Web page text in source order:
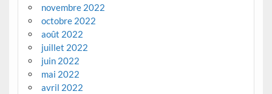
novembre 2022
octobre 2022
août 2022
juillet 2022
juin 2022
mai 2022
avril 2022